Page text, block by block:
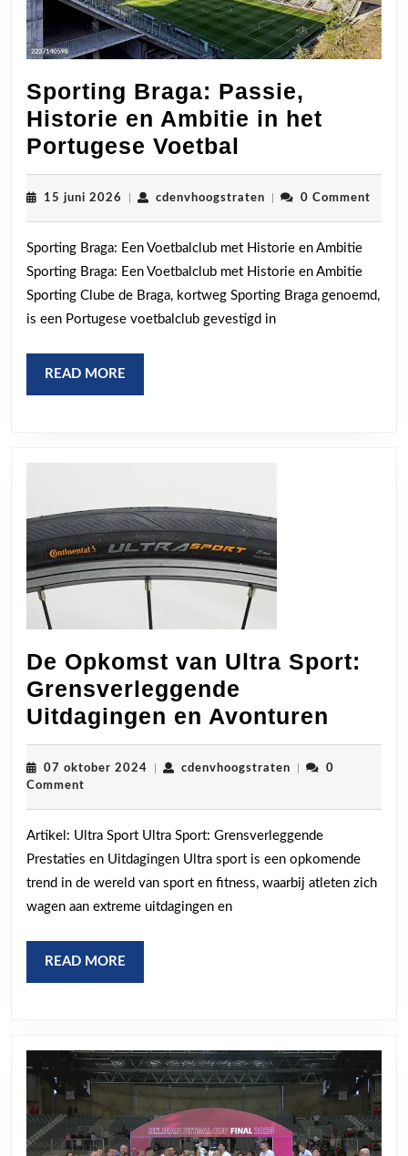
Sporting Braga: Passie,
Historie en Ambitie in het
Portugese Voetbal
Braga:
Passie,
Historie
en
Ambitie
in
15 juni 2026 cdenvhoogstratencdenvhoogstraten
0 Comment
Sporting Braga: Een Voetbalclub met Historie en Ambitie
Sporting Braga: Een Voetbalclub met Historie en Ambitie
Sporting Clube de Braga, kortweg Sporting Braga genoemd,
is een Portugese voetbalclub gevestigd in
READ MORE
MORE
De Opkomst van Ultra Sport:
Grensverleggende
Uitdagingen en Avonturen
van
07 oktober 2024 cdenvhoogstratencdenvhoogstraten
0
Comment
Artikel: Ultra Sport Ultra Sport: Grensverleggende
Prestaties en Uitdagingen Ultra sport is een opkomende
trend in de wereld van sport en fitness, waarbij atleten zich
wagen aan extreme uitdagingen en
READ MORE
MORE